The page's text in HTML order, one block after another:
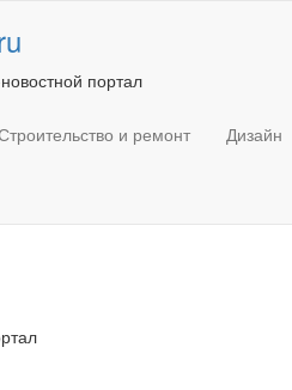
портал
и ремонт Дизайн